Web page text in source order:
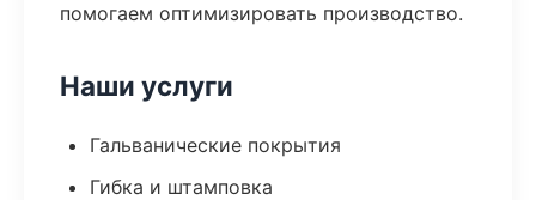
помогаем оптимизировать производство.
Наши услуги
Гальванические покрытия
Гибка и штамповка